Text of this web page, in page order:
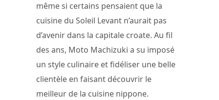
même si certains pensaient que la
cuisine du Soleil Levant n’aurait pas
d’avenir dans la capitale croate. Au fil
des ans, Moto Machizuki a su imposé
un style culinaire et fidéliser une belle
clientèle en faisant découvrir le
meilleur de la cuisine nippone.